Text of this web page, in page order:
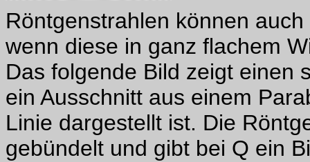
Röntgenstrahlen können
wenn diese in ganz flachem
Das folgende Bild zeigt einen
ein Ausschnitt aus einem
Linie dargestellt ist. Die
gebündelt und gibt bei Q ein